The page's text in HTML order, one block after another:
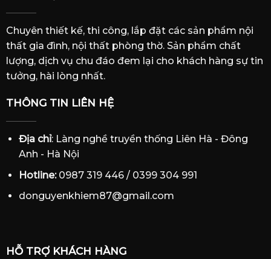
Chuyên thiết kế, thi công, lắp đặt các sản phẩm nội
thất gia đình, nội thất phòng thờ. Sản phẩm chất
lượng, dịch vụ chu đáo đem lại cho khách hàng sự tin
tưởng, hài lòng nhất.
THÔNG TIN LIÊN HỆ
Địa chỉ: Làng nghề truyền thống Liên Hà - Đông
Anh - Hà Nội
Hotline:0987 319 446 / 0399 304 991
donguyenkhiem87@gmail.com
HỖ TRỢ KHÁCH HÀNG